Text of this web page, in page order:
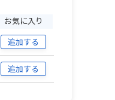
お気に入り
追加する
追加する